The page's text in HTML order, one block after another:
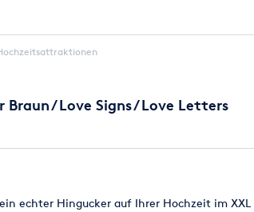
/ Love Signs / Love Letters
echter Hingucker auf Ihrer Hochzeit im XXL